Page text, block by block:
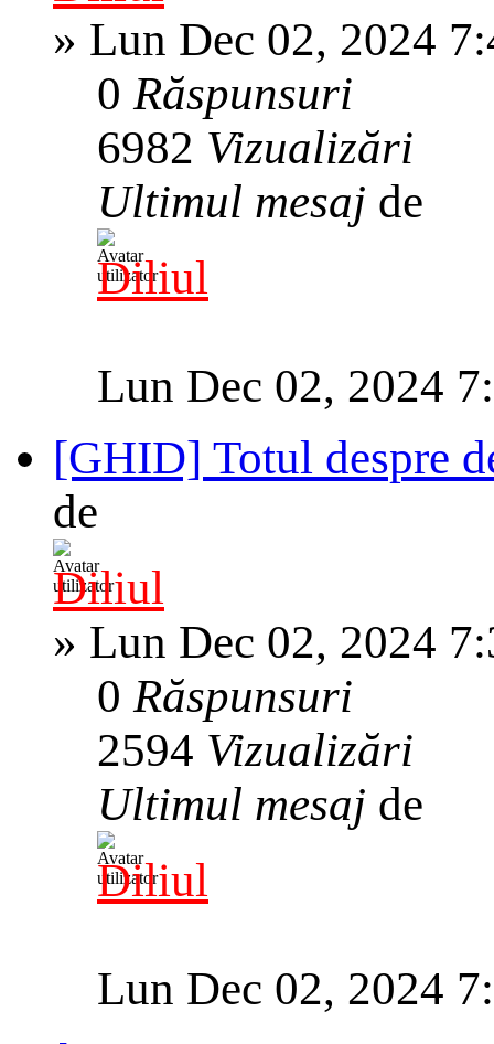
» Lun Dec 02, 2024
0Răspunsuri
6982 Vizualizări
Ultimul mesaj de
Diliul
Lun Dec 02, 2024
[GHID] Totul despre
de
Diliul
» Lun Dec 02, 2024
0Răspunsuri
2594 Vizualizări
Ultimul mesaj de
Diliul
Lun Dec 02, 2024